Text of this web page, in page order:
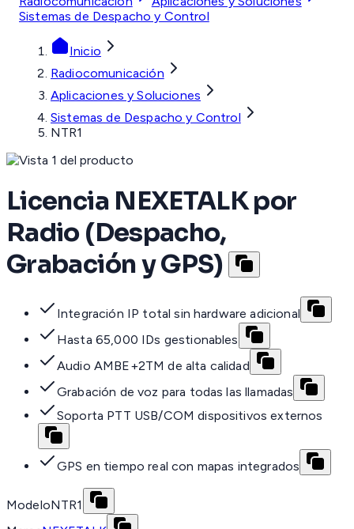
Sistemas de Despacho y Control
Inicio
Radiocomunicación
Aplicaciones y Soluciones
Sistemas de Despacho y Control
NTR1
Licencia NEXETALK por
Radio (Despacho,
Grabación y GPS)
Integración IP total sin hardware adicional
Hasta 65,000 IDs gestionables
Audio AMBE+2TM de alta calidad
Grabación de voz para todas las llamadas
Soporta PTT USB/COM dispositivos externos
GPS en tiempo real con mapas integrados
ModeloNTR1